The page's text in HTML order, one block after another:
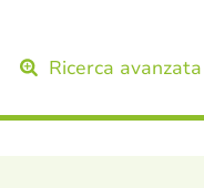
Ricerca avanzata